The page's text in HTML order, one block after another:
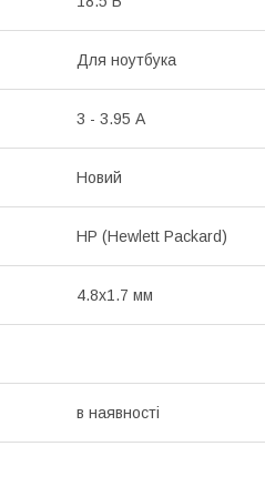
Для ноутбука
3 - 3.95 А
Новий
HP (Hewlett Packard)
4.8x1.7 мм
в наявності